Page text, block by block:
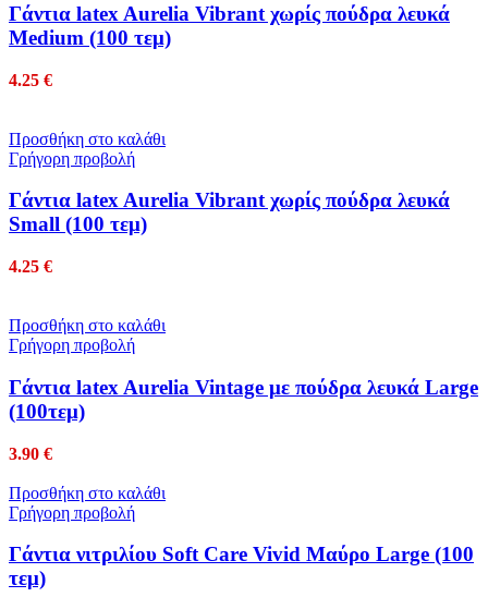
Γάντια latex Aurelia Vibrant χωρίς πούδρα λευκά
Medium (100 τεμ)
4.25 €
Προσθήκη στο καλάθι
Γρήγορη προβολή
Γάντια latex Aurelia Vibrant χωρίς πούδρα λευκά
Small (100 τεμ)
4.25 €
Προσθήκη στο καλάθι
Γρήγορη προβολή
Γάντια latex Aurelia Vintage με πούδρα λευκά Large
(100τεμ)
3.90 €
Προσθήκη στο καλάθι
Γρήγορη προβολή
Γάντια νιτριλίου Soft Care Vivid Μαύρο Large (100
τεμ)